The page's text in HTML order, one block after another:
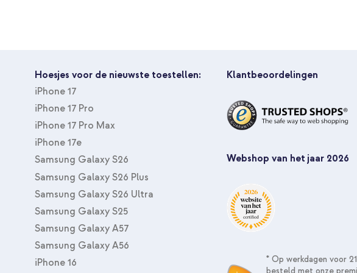
dbramante1928 Oslo Pro
MagSafe Powerbank met
Watch - Zwart
Hoesjes voor de nieuwste toestellen:
iPhone 17
iPhone 17 Pro
iPhone 17 Pro Max
iPhone 17e
Samsung Galaxy S26
Samsung Galaxy S26 Plus
Samsung Galaxy S26 Ultra
Samsung Galaxy S25
Samsung Galaxy A57
Samsung Galaxy A56
iPhone 16
Klantbeoordelingen
Webshop van het jaar 2026
* Op werkdagen voor
besteld met onze